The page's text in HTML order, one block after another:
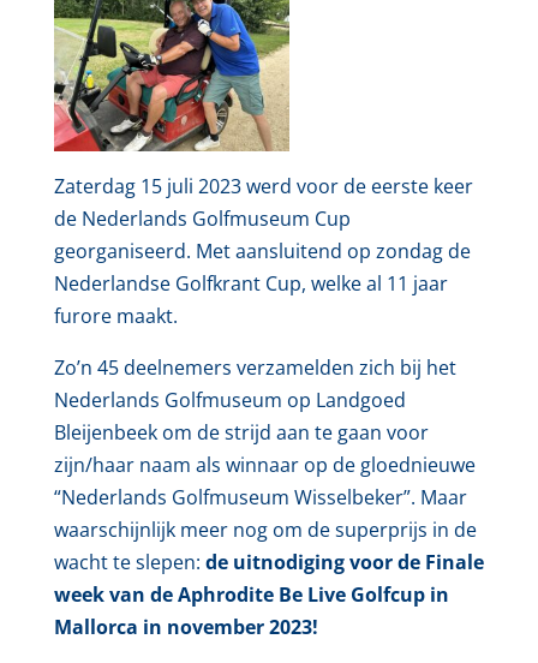
Zaterdag 15 juli 2023 werd voor de eerste keer
de Nederlands Golfmuseum Cup
georganiseerd. Met aansluitend op zondag de
Nederlandse Golfkrant Cup, welke al 11 jaar
furore maakt.
Zo’n 45 deelnemers verzamelden zich bij het
Nederlands Golfmuseum op Landgoed
Bleijenbeek om de strijd aan te gaan voor
zijn/haar naam als winnaar op de gloednieuwe
“Nederlands Golfmuseum Wisselbeker”. Maar
waarschijnlijk meer nog om de superprijs in de
wacht te slepen: de uitnodiging voor de Finale
week van de Aphrodite Be Live Golfcup in
Mallorca in november 2023!